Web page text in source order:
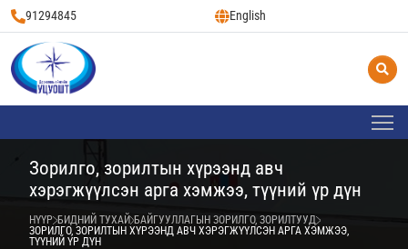
91294845 English
Зорилго, зорилтын хүрээнд авч
хэрэгжүүлсэн арга хэмжээ, түүний үр дүн
НҮҮР БИДНИЙ ТУХАЙ БАЙГУУЛЛАГЫН ЗОРИЛГО, ЗОРИЛТУУД
ЗОРИЛГО, ЗОРИЛТЫН ХҮРЭЭНД АВЧ ХЭРЭГЖҮҮЛСЭН АРГА ХЭМЖЭЭ,
ТҮҮНИЙ ҮР ДҮН